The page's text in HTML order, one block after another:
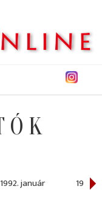
1992. január 1991.